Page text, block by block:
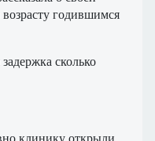
годившимся
сколько
клинику открыли,